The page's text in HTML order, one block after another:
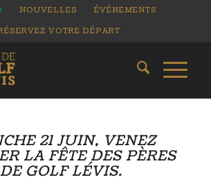
NOUVELLES
ÉVÉNEMENTS
VOTRE DÉPART
21 JUIN, VENEZ
LA FÊTE DES PÈRES
GOLF LÉVIS.